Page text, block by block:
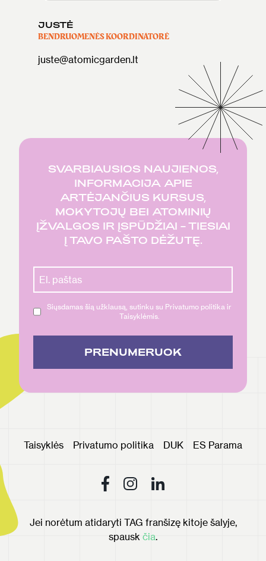
JUSTĖ
BENDRUOMENĖS KOORDINATORĖ
juste@atomicgarden.lt
SVARBIAUSIOS NAUJIENOS,
INFORMACIJA APIE
ARTĖJANČIUS KURSUS,
MOKYTOJŲ BEI ATOMINIŲ
ĮŽVALGOS IR ĮSPŪDŽIAI – TIESIAI
Į TAVO PAŠTO DĖŽUTĘ.
Siųsdamas šią užklausą, sutinku su Privatumo politika ir
Taisyklėmis.
PRENUMERUOK
Taisyklės Privatumo politika DUK ES Parama
Jei norėtum atidaryti TAG franšizę kitoje šalyje,
spausk čia.